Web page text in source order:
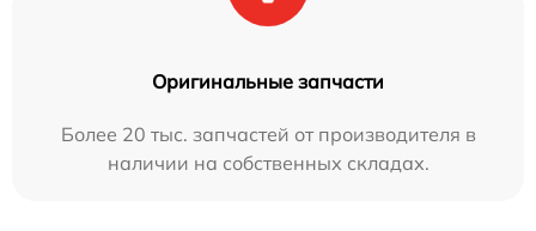
Оригинальные запчасти
Более 20 тыс. запчастей от производителя в
наличии на собственных складах.